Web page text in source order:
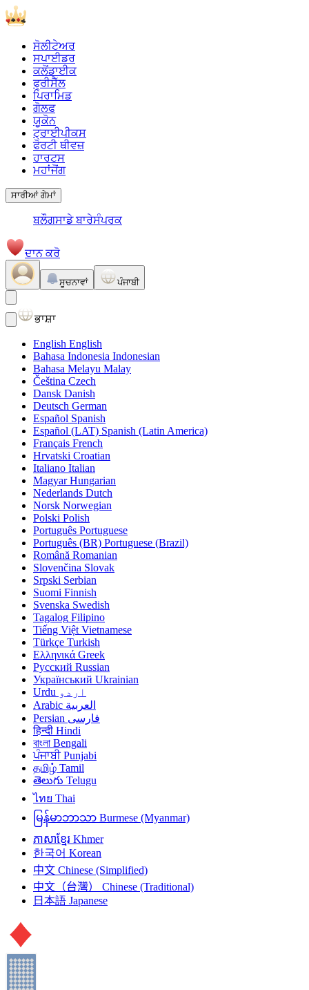
ਸੋਲੀਟੇਅਰ
ਸਪਾਈਡਰ
ਕਲੋਂਡਾਈਕ
ਫ੍ਰੀਸੈੱਲ
ਪਿਰਾਮਿਡ
ਗੋਲਫ
ਯੂਕੋਨ
ਟ੍ਰਾਈਪੀਕਸ
ਫੋਰਟੀ ਥੀਵਜ਼
ਹਾਰਟਸ
ਮਹਾਂਜੋਂਗ
ਸਾਰੀਆਂ ਗੇਮਾਂ
ਬਲੌਗਸਾਡੇ ਬਾਰੇਸੰਪਰਕ
ਦਾਨ ਕਰੋ
ਸੂਚਨਾਵਾਂ ਪੰਜਾਬੀ
ਭਾਸ਼ਾ
English English
Bahasa Indonesia Indonesian
Bahasa Melayu Malay
Čeština Czech
Dansk Danish
Deutsch German
Español Spanish
Español (LAT) Spanish (Latin America)
Français French
Hrvatski Croatian
Italiano Italian
Magyar Hungarian
Nederlands Dutch
Norsk Norwegian
Polski Polish
Português Portuguese
Português (BR) Portuguese (Brazil)
Română Romanian
Slovenčina Slovak
Srpski Serbian
Suomi Finnish
Svenska Swedish
Tagalog Filipino
Tiếng Việt Vietnamese
Türkçe Turkish
Ελληνικά Greek
Русский Russian
Український Ukrainian
اردو Urdu
العربية Arabic
فارسی Persian
हिन्दी Hindi
বাংলা Bengali
ਪੰਜਾਬੀ Punjabi
தமிழ் Tamil
తెలుగు Telugu
ไทย Thai
မြန်မာဘာသာ Burmese (Myanmar)
ភាសាខ្មែរ Khmer
한국어 Korean
中文 Chinese (Simplified)
中文（台灣）
Chinese (Traditional)
日本語 Japanese